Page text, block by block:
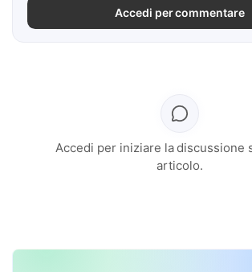
Accedi per commentare
Accedi per iniziare la discussione
articolo.